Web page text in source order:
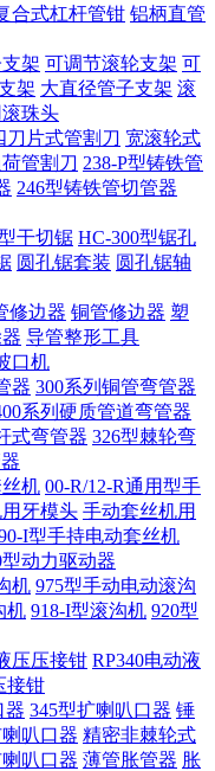
合式杠杆管钳 铝柄直管
架 可调节滚轮支架 可
架 大直径管子支架 滚
珠头
刀片式管割刀 宽滚轮式
管割刀 238-P型铸铁管
246型铸铁管切管器
干切锯 HC-300型锯孔
圆孔锯套装 圆孔锯轴
修边器 铜管修边器 塑
导管整形工具
口机
器 300系列铜管弯管器
系列硬质管道弯管器
式弯管器 326型棘轮弯
机 00-R/12-R通用型手
牙模头 手动套丝机用
I型手持电动套丝机
型动力驱动器
机 975型手动电动滚沟
机 918-I型滚沟机 920型
压压接钳 RP340电动液
接钳
器 345型扩喇叭口器 锤
叭口器 精密非棘轮式
叭口器 薄管胀管器 胀